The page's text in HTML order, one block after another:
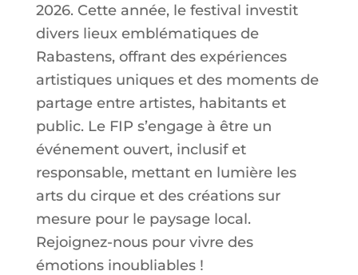
2026. Cette année, le festival investit
divers lieux emblématiques de
Rabastens, offrant des expériences
artistiques uniques et des moments de
partage entre artistes, habitants et
public. Le FIP s’engage à être un
événement ouvert, inclusif et
responsable, mettant en lumière les
arts du cirque et des créations sur
mesure pour le paysage local.
Rejoignez-nous pour vivre des
émotions inoubliables !